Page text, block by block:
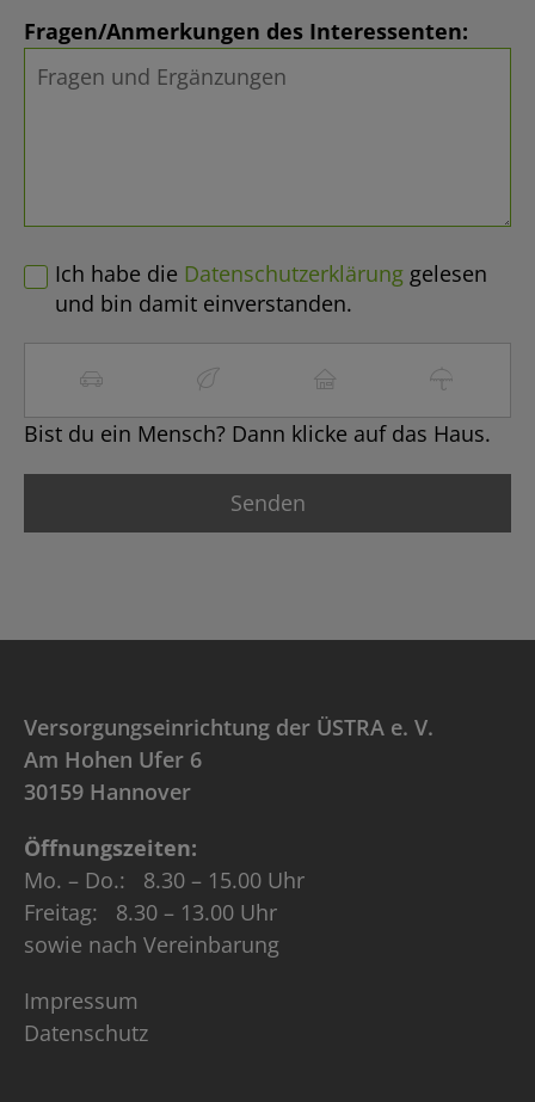
Fragen/Anmerkungen des Interessenten:
Ich habe die Datenschutzerklärung gelesen
und bin damit einverstanden.
Bist du ein Mensch? Dann klicke auf das Haus.
Versorgungseinrichtung der ÜSTRA e. V.
Am Hohen Ufer 6
30159 Hannover
Öffnungszeiten:
Mo. – Do.: 8.30 – 15.00 Uhr
Freitag: 8.30 – 13.00 Uhr
sowie nach Vereinbarung
Impressum
Datenschutz